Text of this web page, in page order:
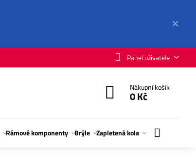
✕
Panel uživatele
Nákupní košík
0 Kč
Rámové komponenty Brýle Zapletená kola